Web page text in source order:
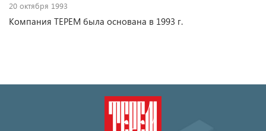
20 октября 1993
Компания ТЕРЕМ была основана в 1993 г.